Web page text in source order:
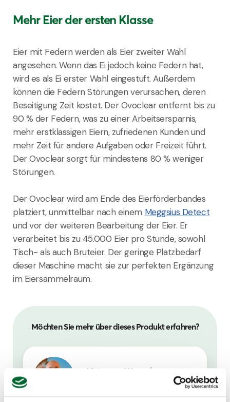
Mehr Eier der ersten Klasse
Eier mit Federn werden als Eier zweiter Wahl
angesehen. Wenn das Ei jedoch keine Federn hat,
wird es als Ei erster Wahl eingestuft. Außerdem
können die Federn Störungen verursachen, deren
Beseitigung Zeit kostet. Der Ovoclear entfernt bis zu
90 % der Federn, was zu einer Arbeitsersparnis,
mehr erstklassigen Eiern, zufriedenen Kunden und
mehr Zeit für andere Aufgaben oder Freizeit führt.
Der Ovoclear sorgt für mindestens 80 % weniger
Störungen.
Der Ovoclear wird am Ende des Eierförderbandes
platziert, unmittelbar nach einem Meggsius Detect
und vor der weiteren Bearbeitung der Eier. Er
verarbeitet bis zu 45.000 Eier pro Stunde, sowohl
Tisch- als auch Bruteier. Der geringe Platzbedarf
dieser Maschine macht sie zur perfekten Ergänzung
im Eiersammelraum.
Möchten Sie mehr über dieses Produkt erfahren?
Victor van Wagenberg